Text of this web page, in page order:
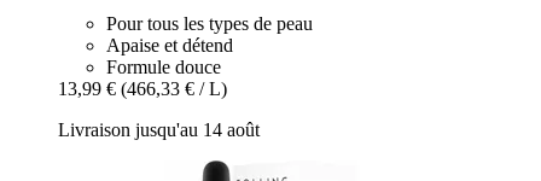
Pour tous les types de peau
Apaise et détend
Formule douce
13,99 € (466,33 € / L)
Livraison jusqu'au 14 août